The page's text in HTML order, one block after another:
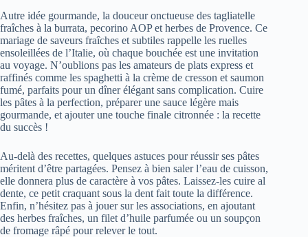
Autre idée gourmande, la douceur onctueuse des tagliatelle
fraîches à la burrata, pecorino AOP et herbes de Provence. Ce
mariage de saveurs fraîches et subtiles rappelle les ruelles
ensoleillées de l’Italie, où chaque bouchée est une invitation
au voyage. N’oublions pas les amateurs de plats express et
raffinés comme les spaghetti à la crème de cresson et saumon
fumé, parfaits pour un dîner élégant sans complication. Cuire
les pâtes à la perfection, préparer une sauce légère mais
gourmande, et ajouter une touche finale citronnée : la recette
du succès !
Au-delà des recettes, quelques astuces pour réussir ses pâtes
méritent d’être partagées. Pensez à bien saler l’eau de cuisson,
elle donnera plus de caractère à vos pâtes. Laissez-les cuire al
dente, ce petit craquant sous la dent fait toute la différence.
Enfin, n’hésitez pas à jouer sur les associations, en ajoutant
des herbes fraîches, un filet d’huile parfumée ou un soupçon
de fromage râpé pour relever le tout.